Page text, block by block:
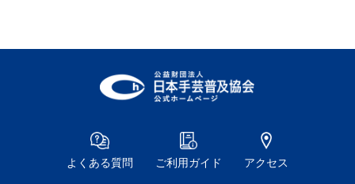
よくある質問 ご利用ガイド アクセス